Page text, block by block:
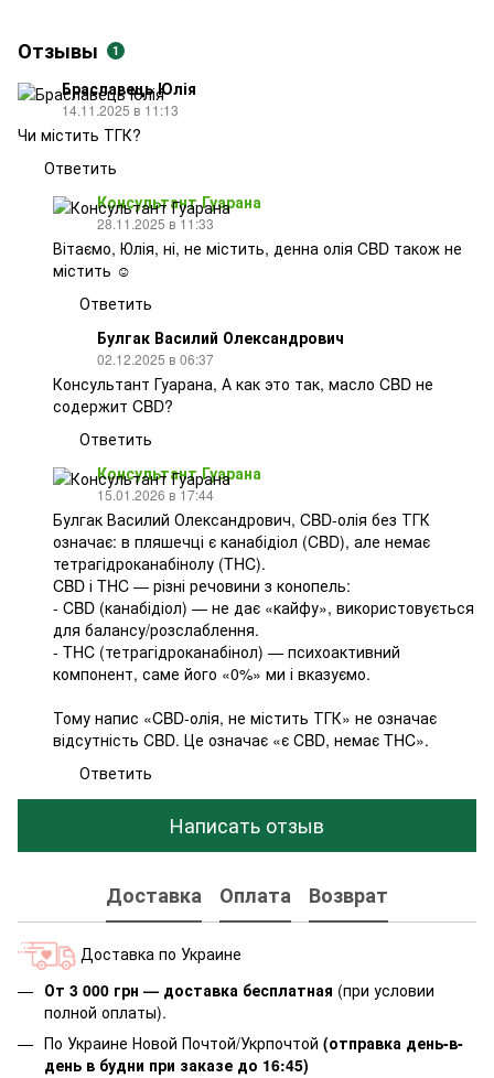
Отзывы 1
Браславець Юлія
14.11.2025 в 11:13
Чи містить ТГК?
Ответить
Консультант Гуарана
28.11.2025 в 11:33
Вітаємо, Юлія, ні, не містить, денна олія CBD також не
містить ☺️
Ответить
Булгак Василий Олександрович
02.12.2025 в 06:37
Консультант Гуарана, А как это так, масло CBD не
содержит CBD?
Ответить
Консультант Гуарана
15.01.2026 в 17:44
Булгак Василий Олександрович, CBD-олія без ТГК
означає: в пляшечці є канабідіол (CBD), але немає
тетрагідроканабінолу (THC).
CBD і THC — різні речовини з конопель:
- CBD (канабідіол) — не дає «кайфу», використовується
для балансу/розслаблення.
- THC (тетрагідроканабінол) — психоактивний
компонент, саме його «0%» ми і вказуємо.
Тому напис «CBD-олія, не містить ТГК» не означає
відсутність CBD. Це означає «є CBD, немає THC».
Ответить
Написать отзыв
Доставка Оплата Возврат
Доставка по Украине
От 3 000 грн — доставка бесплатная (при условии
полной оплаты).
По Украине Новой Почтой/Укрпочтой (отправка день-в-
день в будни при заказе до 16:45)